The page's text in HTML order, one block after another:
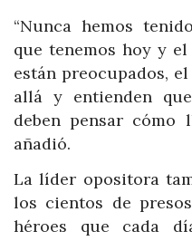
“Nunca hemos
que tenemos hoy y
están preocupados,
allá y entienden
deben pensar cómo
añadió.
La líder opositora
los cientos de
héroes que cada